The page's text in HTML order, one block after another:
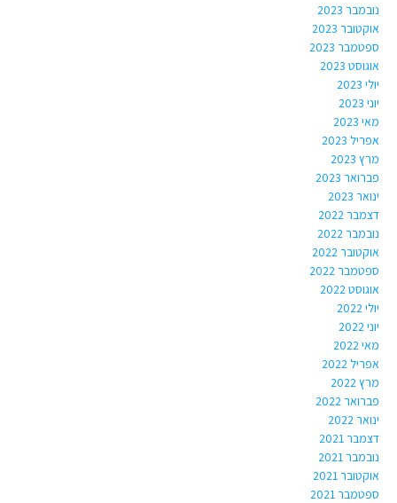
נובמבר 2023
אוקטובר 2023
ספטמבר 2023
אוגוסט 2023
יולי 2023
יוני 2023
מאי 2023
אפריל 2023
מרץ 2023
פברואר 2023
ינואר 2023
דצמבר 2022
נובמבר 2022
אוקטובר 2022
ספטמבר 2022
אוגוסט 2022
יולי 2022
יוני 2022
מאי 2022
אפריל 2022
מרץ 2022
פברואר 2022
ינואר 2022
דצמבר 2021
נובמבר 2021
אוקטובר 2021
ספטמבר 2021